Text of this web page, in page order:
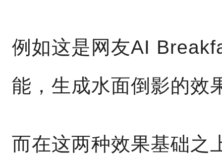
例如这是网友AI
能，生成水面倒影的效
而在这两种效果基础之